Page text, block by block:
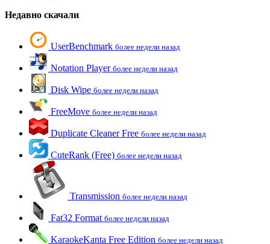
Недавно скачали
UserBenchmark более недели назад
Notation Player более недели назад
Disk Wipe более недели назад
FreeMove более недели назад
Duplicate Cleaner Free более недели назад
CuteRank (Free) более недели назад
Transmission более недели назад
Fat32 Format более недели назад
KaraokeKanta Free Edition более недели назад